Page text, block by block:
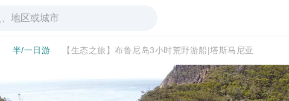
半/一日游 【生态之旅】布鲁尼岛3小时荒野游船|塔斯马尼亚